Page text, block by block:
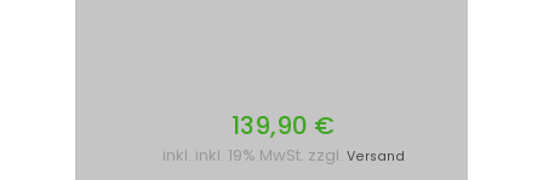
139,90 €
inkl. inkl. 19% MwSt. zzgl. Versand